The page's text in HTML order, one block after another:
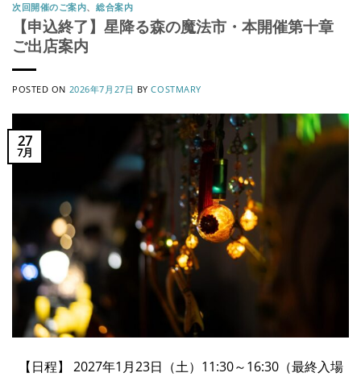
次回開催のご案内、総合案内
【申込終了】星降る森の魔法市・本開催第十章
ご出店案内
POSTED ON 2026年7月27日 BYCOSTMARY
27
7月
【日程】 2027年1月23日（土）11:30～16:30（最終入場